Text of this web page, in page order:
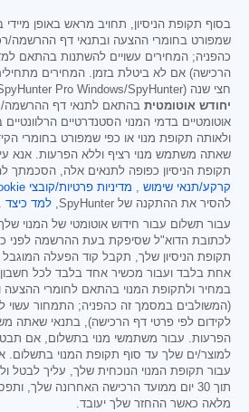
בסוף תקופת הניסיון, תחויב מראש באופן מיידי
שמפורט בחומרי ההצעה ובתנאי דף ההרשמה/
כהפניה; המחירים עשויים להשתנות בהתאם
הרכישה) אם לא ביטלת בזמן. המחירים
חצי שנה (SpyHunter Pro Windows/SpyHunter עבור Mac). המנוי שרכשת
יחודש אוטומטית בהתאם לתנאי דף ההרשמה/
אוטומטיים בדמי המנוי הסטנדרטיים
ולאותה תקופת מנוי או כפי שמפורט בחומרי
שאתה משתמש מנוי רציף וללא הפרעות. אנא
תקופת הניסיון כפופה לתנאים אלה, הסכמתך
קרקע/תנאי שימוש , מדיניות פרטיות/קובצי Cookie
להסיר את ההתקנה של SpyHunter,
למד כיצד .
עבור תשלום עבור חידוש אוטומטי של המנוי
לכתובת הדוא"ל שסיפקת בעת ההרשמה לפני
תקופת הניסיון שלך, תקבל קוד הפעלה המוגבל
אחת בלבד ועבור מכשיר אחד בלבד לכל חשבון.
במחיר ולתקופת המנוי בהתאם לחומרי
(המשולבים במסמך זה כהפניה; התמחור עשוי
לקידום לפי פרטי דף הרכישה), בתנאי שאתה
הפרעות. עבור משתמשי מנוי בתשלום, אם
למוצר/ים שלך עד סוף תקופת המנוי בתשלום.
עבור תקופת המנוי הנוכחית שלך, עליך לבטל
תוך 30 יום ממועד הרכישה האחרונה שלך,
מלאה כאשר ההחזר שלך יעובד.